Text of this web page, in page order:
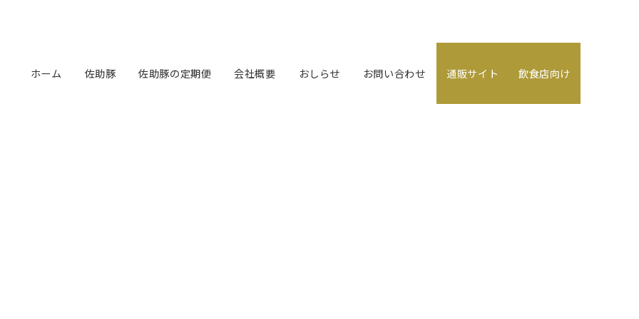
ホーム 佐助豚 佐助豚の定期便 会社概要 おしらせ お問い合わせ 通販サイト 飲食店向け